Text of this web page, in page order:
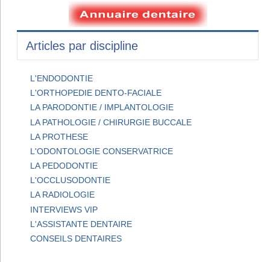
Articles par discipline
L'ENDODONTIE
L'ORTHOPEDIE DENTO-FACIALE
LA PARODONTIE / IMPLANTOLOGIE
LA PATHOLOGIE / CHIRURGIE BUCCALE
LA PROTHESE
L'ODONTOLOGIE CONSERVATRICE
LA PEDODONTIE
L'OCCLUSODONTIE
LA RADIOLOGIE
INTERVIEWS VIP
L'ASSISTANTE DENTAIRE
CONSEILS DENTAIRES